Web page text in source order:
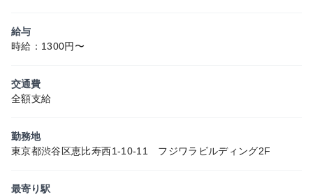
給与
時給：1300円〜
交通費
全額支給
勤務地
東京都渋谷区恵比寿西1-10-11 フジワラビルディング2F
最寄り駅